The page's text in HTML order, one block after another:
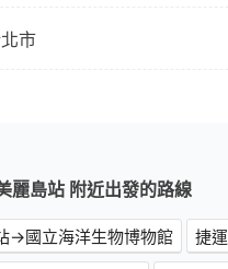
市
麗島站 附近出發的路線
→國立海洋生物博物館 捷